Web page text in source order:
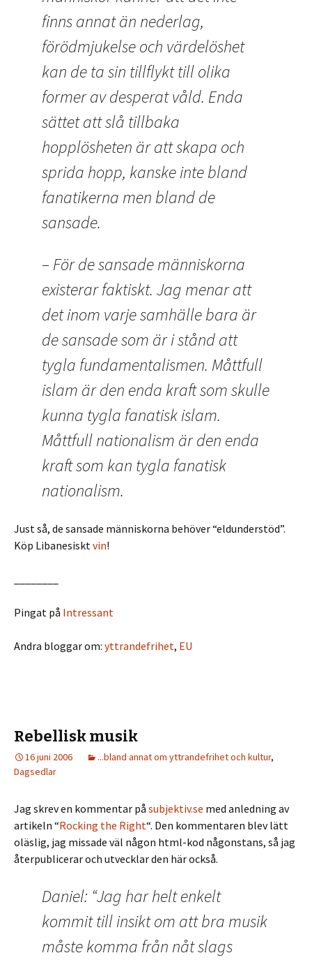
finns annat än nederlag,
förödmjukelse och värdelöshet
kan de ta sin tillflykt till olika
former av desperat våld. Enda
sättet att slå tillbaka
hopplösheten är att skapa och
sprida hopp, kanske inte bland
fanatikerna men bland de
sansade.
– För de sansade människorna
existerar faktiskt. Jag menar att
det inom varje samhälle bara är
de sansade som är i stånd att
tygla fundamentalismen. Måttfull
islam är den enda kraft som skulle
kunna tygla fanatisk islam.
Måttfull nationalism är den enda
kraft som kan tygla fanatisk
nationalism.
Just så, de sansade människorna behöver “eldunderstöd”.
Köp Libanesisktvin!
Pingat på Intressant
Andra bloggar om: yttrandefrihet, EU
Rebellisk musik
16 juni 2006 ...bland annat om yttrandefrihet och kultur,
Dagsedlar
Jag skrev en kommentar på subjektiv.se med anledning av
artikeln “Rocking the Right“. Den kommentaren blev lätt
oläslig, jag missade väl någon html-kod någonstans, så jag
återpublicerar och utvecklar den här också.
Daniel: “Jag har helt enkelt
kommit till insikt om att bra musik
måste komma från nåt slags